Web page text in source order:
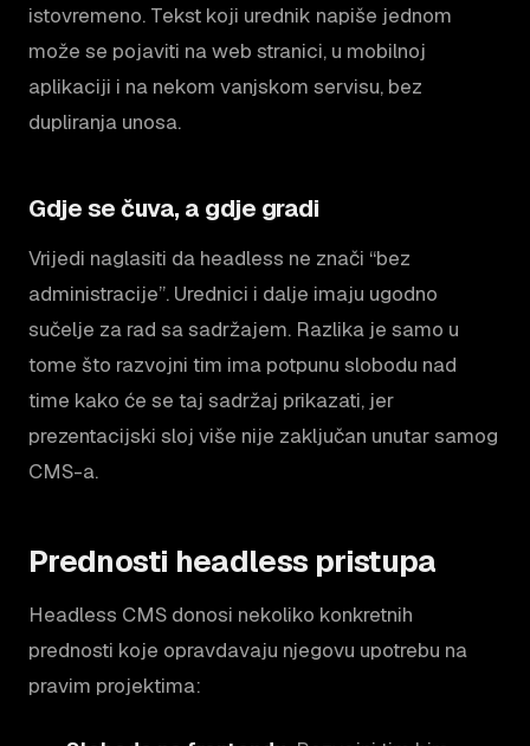
istovremeno. Tekst koji urednik napiše jednom
može se pojaviti na web stranici, u mobilnoj
aplikaciji i na nekom vanjskom servisu, bez
dupliranja unosa.
Gdje se čuva, a gdje gradi
Vrijedi naglasiti da headless ne znači “bez
administracije”. Urednici i dalje imaju ugodno
sučelje za rad sa sadržajem. Razlika je samo u
tome što razvojni tim ima potpunu slobodu nad
time kako će se taj sadržaj prikazati, jer
prezentacijski sloj više nije zaključan unutar samog
CMS-a.
Prednosti headless pristupa
Headless CMS donosi nekoliko konkretnih
prednosti koje opravdavaju njegovu upotrebu na
pravim projektima: